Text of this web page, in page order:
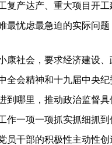
复产达产、重大项目开
最忧虑最急迫的实际问
社会，要求经济建设、
全会精神和十九届中央
到哪里，推动政治监督
作一项一项抓实抓细抓
员干部的积极性主动性